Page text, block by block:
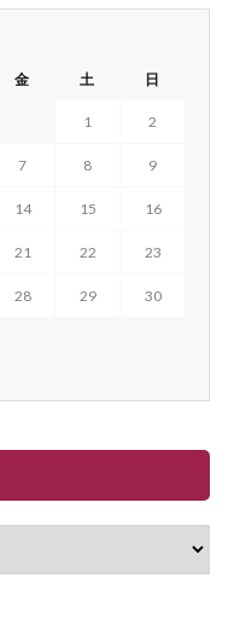
金 土 日
1 2
7 8 9
14 15 16
21 22 23
28 29 30